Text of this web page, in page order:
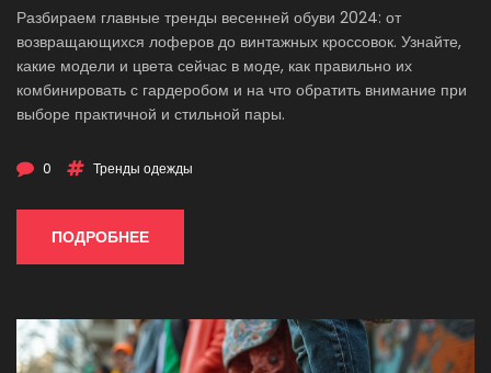
Разбираем главные тренды весенней обуви 2024: от
возвращающихся лоферов до винтажных кроссовок. Узнайте,
какие модели и цвета сейчас в моде, как правильно их
комбинировать с гардеробом и на что обратить внимание при
выборе практичной и стильной пары.
0 Тренды одежды
ПОДРОБНЕЕ